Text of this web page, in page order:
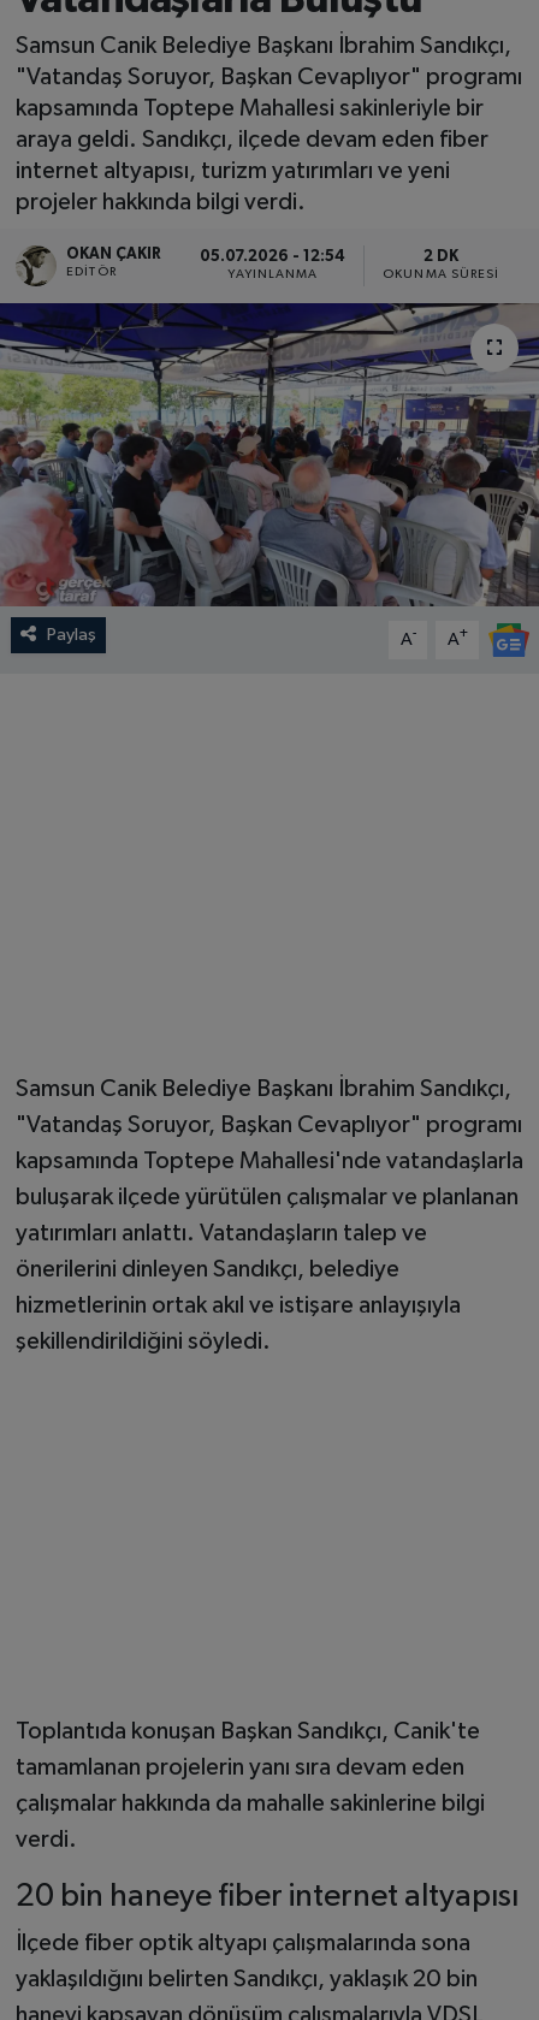
Samsun Canik Belediye Başkanı İbrahim Sandıkçı,
"Vatandaş Soruyor, Başkan Cevaplıyor" programı
kapsamında Toptepe Mahallesi sakinleriyle bir
araya geldi. Sandıkçı, ilçede devam eden fiber
internet altyapısı, turizm yatırımları ve yeni
projeler hakkında bilgi verdi.
OKAN ÇAKIR
EDITÖR
05.07.2026 - 12:54
YAYINLANMA
2 DK
OKUNMA SÜRESI
Paylaş A- A+
Samsun Canik Belediye Başkanı İbrahim Sandıkçı,
"Vatandaş Soruyor, Başkan Cevaplıyor" programı
kapsamında Toptepe Mahallesi'nde vatandaşlarla
buluşarak ilçede yürütülen çalışmalar ve planlanan
yatırımları anlattı. Vatandaşların talep ve
önerilerini dinleyen Sandıkçı, belediye
hizmetlerinin ortak akıl ve istişare anlayışıyla
şekillendirildiğini söyledi.
Toplantıda konuşan Başkan Sandıkçı, Canik'te
tamamlanan projelerin yanı sıra devam eden
çalışmalar hakkında da mahalle sakinlerine bilgi
verdi.
20 bin haneye fiber internet altyapısı
İlçede fiber optik altyapı çalışmalarında sona
yaklaşıldığını belirten Sandıkçı, yaklaşık 20 bin
SPOR
EKONOMİ
TEKNOLOJİ